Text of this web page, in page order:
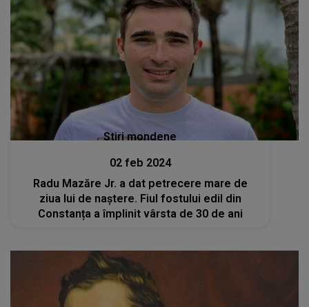
Stiri mondene
02 feb 2024
Radu Mazăre Jr. a dat petrecere mare de
ziua lui de naștere. Fiul fostului edil din
Constanța a împlinit vârsta de 30 de ani